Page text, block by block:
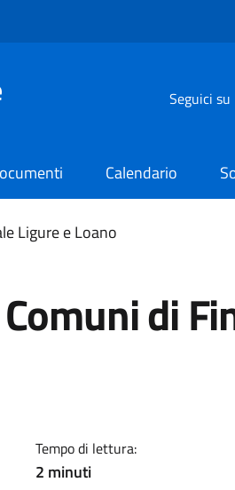
Seguici su
Calendario
Ligure e Loano
di
Tempo di lettura:
2 minuti